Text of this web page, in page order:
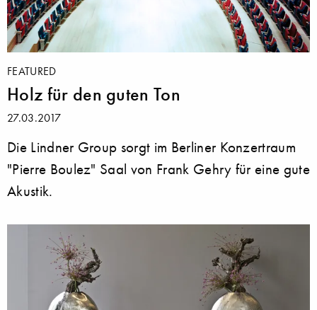
FEATURED
Holz für den guten Ton
27.03.2017
Die Lindner Group sorgt im Berliner Konzertraum
"Pierre Boulez" Saal von Frank Gehry für eine gute
Akustik.